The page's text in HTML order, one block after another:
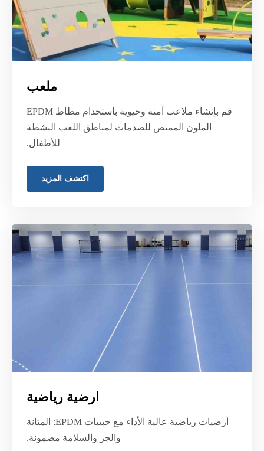
ملعب
قم بإنشاء ملاعب آمنة وحيوية باستخدام مطاط EPDM
الملون الممتص للصدمات لمناطق اللعب النشطة
للأطفال.
اكتشف المزيد
ارضية رياضية
أرضيات رياضية عالية الأداء مع حبيبات EPDM: المتانة
والجر والسلامة مضمونة.